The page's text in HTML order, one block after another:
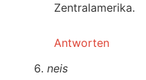
Zentralamerika.
Antworten
neis